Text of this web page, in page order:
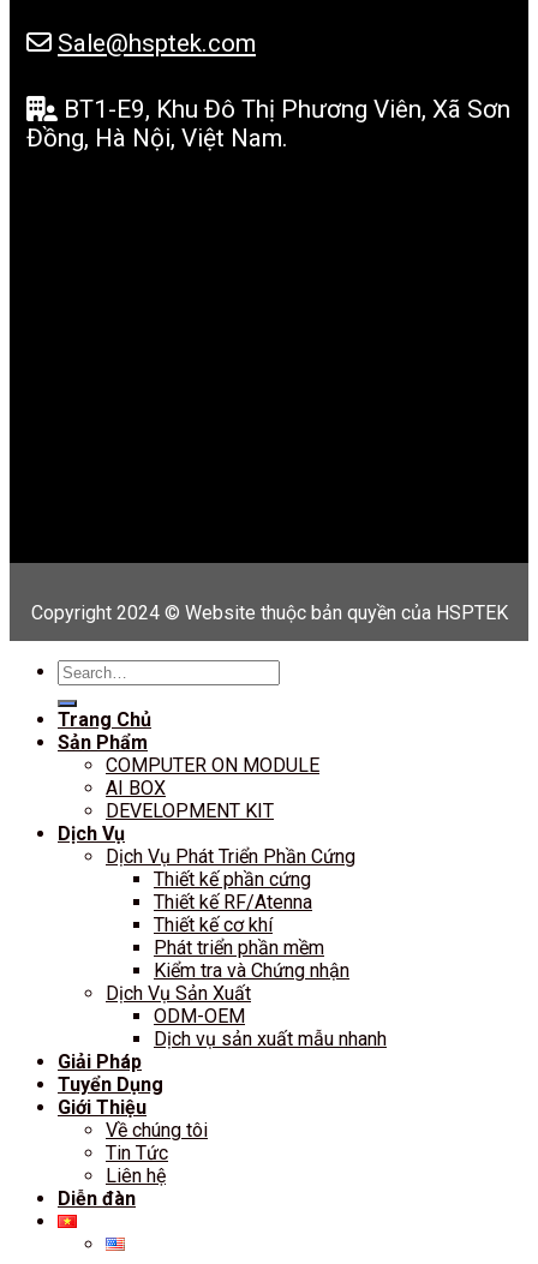
Sale@hsptek.com
BT1-E9, Khu Đô Thị Phương Viên, Xã Sơn
Đồng, Hà Nội, Việt Nam.
Copyright 2024 © Website thuộc bản quyền của HSPTEK
Search
Trang Chủ
Sản Phẩm
COMPUTER ON MODULE
AI BOX
DEVELOPMENT KIT
Dịch Vụ
Dịch Vụ Phát Triển Phần Cứng
Thiết kế phần cứng
Thiết kế RF/Atenna
Thiết kế cơ khí
Phát triển phần mềm
Kiểm tra và Chứng nhận
Dịch Vụ Sản Xuất
ODM-OEM
Dịch vụ sản xuất mẫu nhanh
Giải Pháp
Tuyển Dụng
Giới Thiệu
Về chúng tôi
Tin Tức
Liên hệ
Diễn đàn